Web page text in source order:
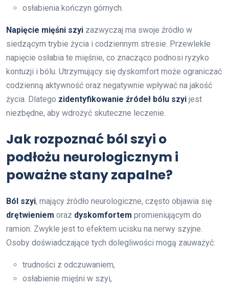
osłabienia kończyn górnych.
Napięcie mięśni szyi zazwyczaj ma swoje źródło w
siedzącym trybie życia i codziennym stresie. Przewlekłe
napięcie osłabia te mięśnie, co znacząco podnosi ryzyko
kontuzji i bólu. Utrzymujący się dyskomfort może ograniczać
codzienną aktywność oraz negatywnie wpływać na jakość
życia. Dlatego zidentyfikowanie źródeł bólu szyi jest
niezbędne, aby wdrożyć skuteczne leczenie.
Jak rozpoznać ból szyi o
podłożu neurologicznym i
poważne stany zapalne?
Ból szyi, mający źródło neurologiczne, często objawia się
drętwieniem oraz dyskomfortem promieniującym do
ramion. Zwykle jest to efektem ucisku na nerwy szyjne.
Osoby doświadczające tych dolegliwości mogą zauważyć:
trudności z odczuwaniem,
osłabienie mięśni w szyi,